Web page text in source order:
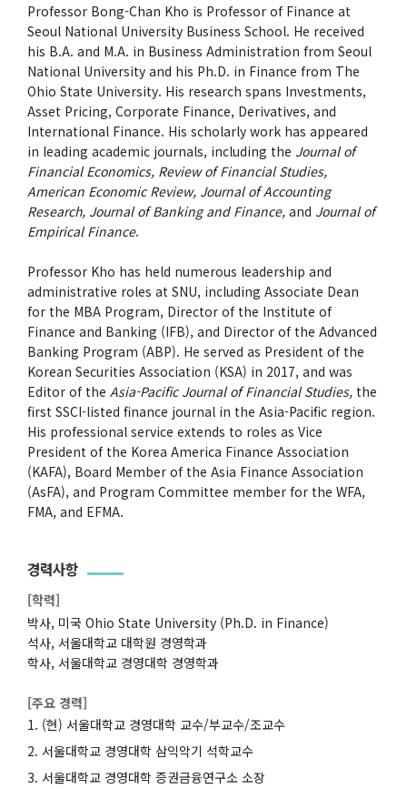
Professor Bong-Chan Kho is Professor of Finance at
Seoul National University Business School. He received
his B.A. and M.A. in Business Administration from Seoul
National University and his Ph.D. in Finance from The
Ohio State University. His research spans Investments,
Asset Pricing, Corporate Finance, Derivatives, and
International Finance. His scholarly work has appeared
in leading academic journals, including the Journal of
Financial Economics, Review of Financial Studies,
American Economic Review, Journal of Accounting
Research, Journal of Banking and Finance, and Journal of
Empirical Finance.
Professor Kho has held numerous leadership and
administrative roles at SNU, including Associate Dean
for the MBA Program, Director of the Institute of
Finance and Banking (IFB), and Director of the Advanced
Banking Program (ABP). He served as President of the
Korean Securities Association (KSA) in 2017, and was
Editor of the Asia-Pacific Journal of Financial Studies, the
first SSCI-listed finance journal in the Asia-Pacific region.
His professional service extends to roles as Vice
President of the Korea America Finance Association
(KAFA), Board Member of the Asia Finance Association
(AsFA), and Program Committee member for the WFA,
FMA, and EFMA.
경력사항
[학력]
박사, 미국 Ohio State University (Ph.D. in Finance)
석사, 서울대학교 대학원 경영학과
학사, 서울대학교 경영대학 경영학과
[주요 경력]
(현) 서울대학교 경영대학 교수/부교수/조교수
서울대학교 경영대학 삼익악기 석학교수
서울대학교 경영대학 증권금융연구소 소장